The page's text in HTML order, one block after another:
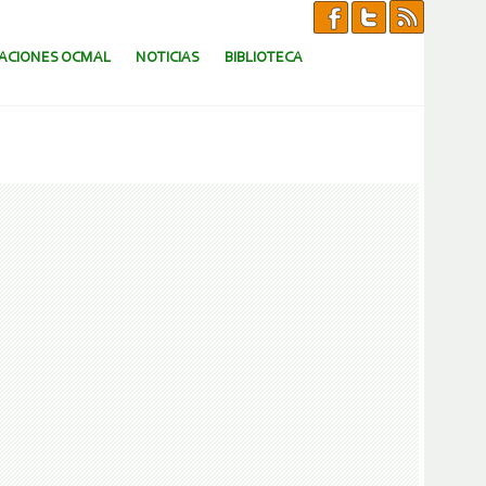
OCMAL NOTICIAS BIBLIOTECA